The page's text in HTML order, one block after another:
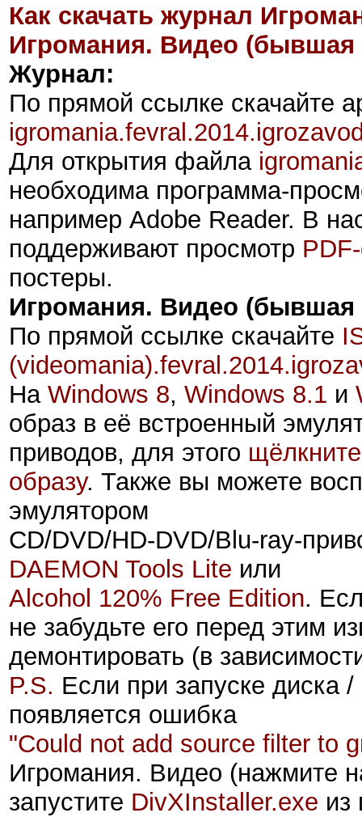
Как скачать журнал
Игромания. Видео
Журнал:
По прямой ссылке скачайте
Для открытия файла
необходима программа-
например Adobe Reader. В
поддерживают просмотр
постеры.
Игромания. Видео
По прямой ссылке скачайте
(videomania).fevral.2014
На Windows 8, Windows 8.1 и
образ в её встроенный
приводов, для этого
образу. Также вы можете
эмулятором
CD/DVD/HD-DVD/Blu-ray-
DAEMON Tools Lite или
Alcohol 120% Free Edition.
не забудьте его перед этим
демонтировать (в
P.S. Если при запуске диска
появляется ошибка
"Could not add source filter to
Игромания. Видео (нажмите
запустите DivXInstaller.exe из